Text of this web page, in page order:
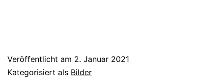
Veröffentlicht am 2. Januar 2021
Kategorisiert als Bilder